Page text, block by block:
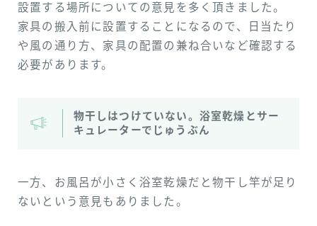
設置する場所についての意見を多く頂きました。
家具の搬入前に設置することになるので、日当たり
や風の通り方、家具の配置の兼ね合いなど確認する
必要があります。
物干しはつけていない。浴室乾燥とサー
キュレーターでじゅうぶん
一方、お風呂が小さく浴室乾燥だと物干し竿が足り
ないという意見もありました。